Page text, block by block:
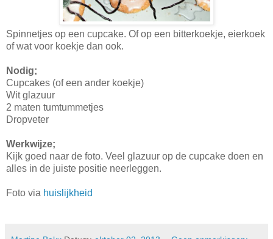
Spinnetjes op een cupcake. Of op een bitterkoekje, eierkoek
of wat voor koekje dan ook.
Nodig;
Cupcakes (of een ander koekje)
Wit glazuur
2 maten tumtummetjes
Dropveter
Werkwijze;
Kijk goed naar de foto. Veel glazuur op de cupcake doen en
alles in de juiste positie neerleggen.
Foto via huislijkheid